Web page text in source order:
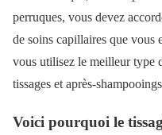
perruques, vous devez
de soins capillaires que vous
vous utilisez le meilleur type
tissages et après-
Voici pourquoi le